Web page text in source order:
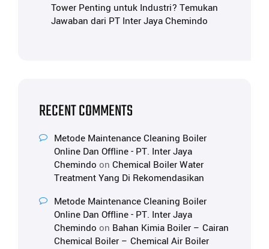
Tower Penting untuk Industri? Temukan
Jawaban dari PT Inter Jaya Chemindo
RECENT COMMENTS
Metode Maintenance Cleaning Boiler
Online Dan Offline - PT. Inter Jaya
Chemindo on Chemical Boiler Water
Treatment Yang Di Rekomendasikan
Metode Maintenance Cleaning Boiler
Online Dan Offline - PT. Inter Jaya
Chemindo on Bahan Kimia Boiler – Cairan
Chemical Boiler – Chemical Air Boiler